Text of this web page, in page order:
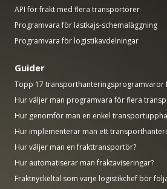
API för frakt med flera transportörer
Programvara för lastkajs-schemaläggning
Programvara för logistikavdelningar
Guider
Topp 17 transporthanteringsprogramvaror
Hur väljer man programvara för flera
Hur genomför man en enkel
Hur implementerar man ett
Hur väljer man en frakttransportör?
Hur automatiserar man fraktaviseringar?
Fraktnyckeltal som varje logistikchef bör